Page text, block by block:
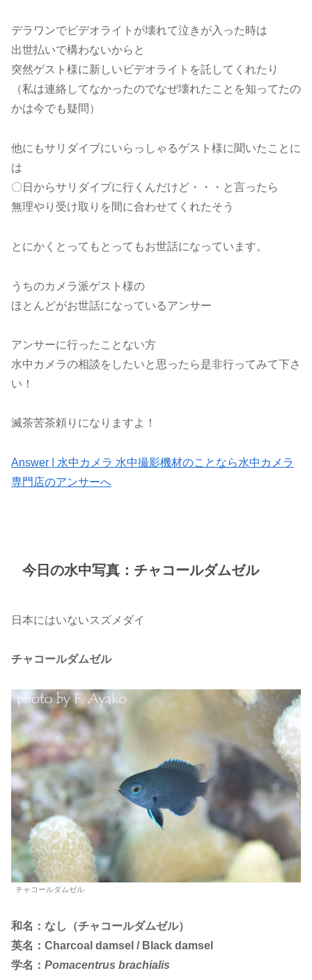
デラワンでビデオライトが壊れて泣きが入った時は
出世払いで構わないからと
突然ゲスト様に新しいビデオライトを託してくれたり
（私は連絡してなかったのでなぜ壊れたことを知ってたの
かは今でも疑問）
他にもサリダイブにいらっしゃるゲスト様に聞いたことに
は
〇日からサリダイブに行くんだけど・・・と言ったら
無理やり受け取りを間に合わせてくれたそう
とにかくとってもとってもお世話になっています。
うちのカメラ派ゲスト様の
ほとんどがお世話になっているアンサー
アンサーに行ったことない方
水中カメラの相談をしたいと思ったら是非行ってみて下さ
い！
滅茶苦茶頼りになりますよ！
Answer | 水中カメラ 水中撮影機材のことなら水中カメラ
専門店のアンサーへ
今日の水中写真：チャコールダムゼル
日本にはいないスズメダイ
チャコールダムゼル
チャコールダムゼル
和名：なし（チャコールダムゼル）
英名：Charcoal damsel / Black damsel
学名： Pomacentrus brachialis